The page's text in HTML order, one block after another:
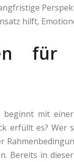
hilft,
beginnt mit
erfüllt es?
Bereits in